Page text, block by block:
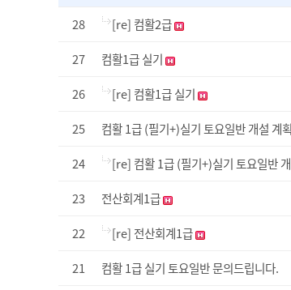
28
[re] 컴활2급
27
컴활1급 실기
26
[re] 컴활1급 실기
25
컴활 1급 (필기+)실기 토요일반 개설 계
24
[re] 컴활 1급 (필기+)실기 토요일반
23
전산회계1급
22
[re] 전산회계1급
21
컴활 1급 실기 토요일반 문의드립니다.